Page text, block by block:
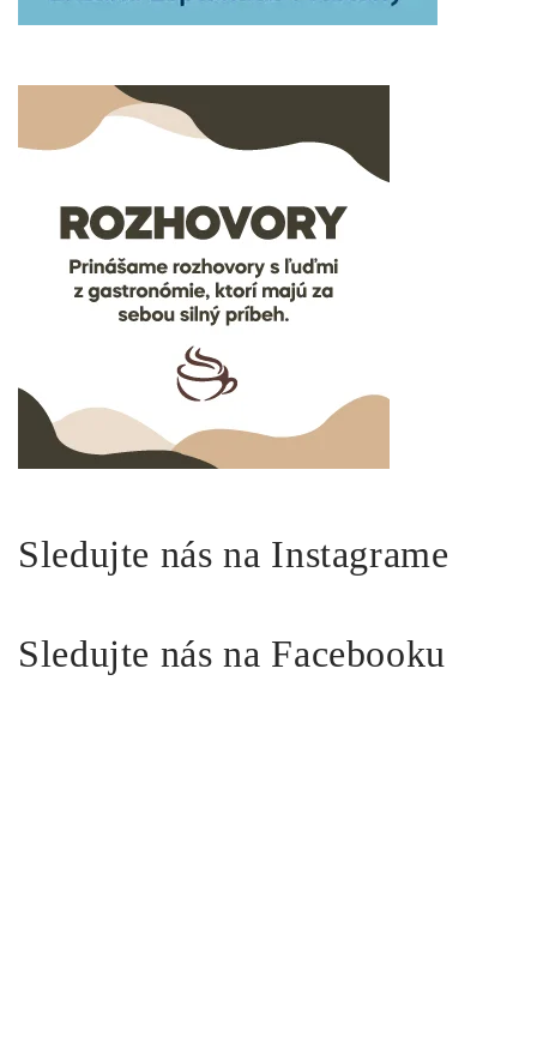
Sledujte nás na Instagrame
Sledujte nás na Facebooku